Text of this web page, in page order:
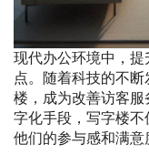
现代办公环境中，
点。随着科技的不
楼，成为改善访客
字化手段，写字楼
他们的参与感和满意